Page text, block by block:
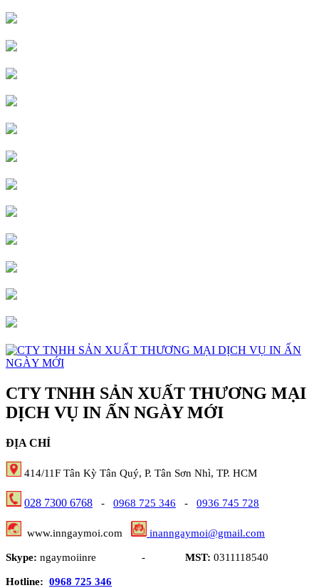
CTY TNHH SẢN XUẤT THƯƠNG MẠI
DỊCH VỤ IN ẤN NGÀY MỚI
ĐỊA CHỈ
414/11F Tân Kỳ Tân Quý, P. Tân Sơn Nhì, TP. HCM
028 7300 6768 - 0968 725 346 - 0936 745 728
www.inngaymoi.com inanngaymoi@gmail.com
Skype: ngaymoiinre - MST: 0311118540
Hotline: 0968 725 346